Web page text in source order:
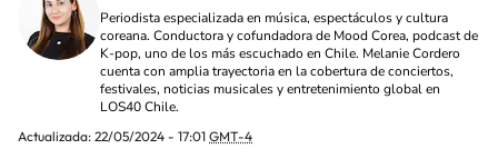
Periodista especializada en música, espectáculos y cultura
coreana. Conductora y cofundadora de Mood Corea, podcast de
K-pop, uno de los más escuchado en Chile. Melanie Cordero
cuenta con amplia trayectoria en la cobertura de conciertos,
festivales, noticias musicales y entretenimiento global en
LOS40 Chile.
Actualizada: 22/05/2024 - 17:01 GMT-4